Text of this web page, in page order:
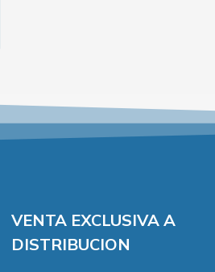
VENTA EXCLUSIVA A
DISTRIBUCION